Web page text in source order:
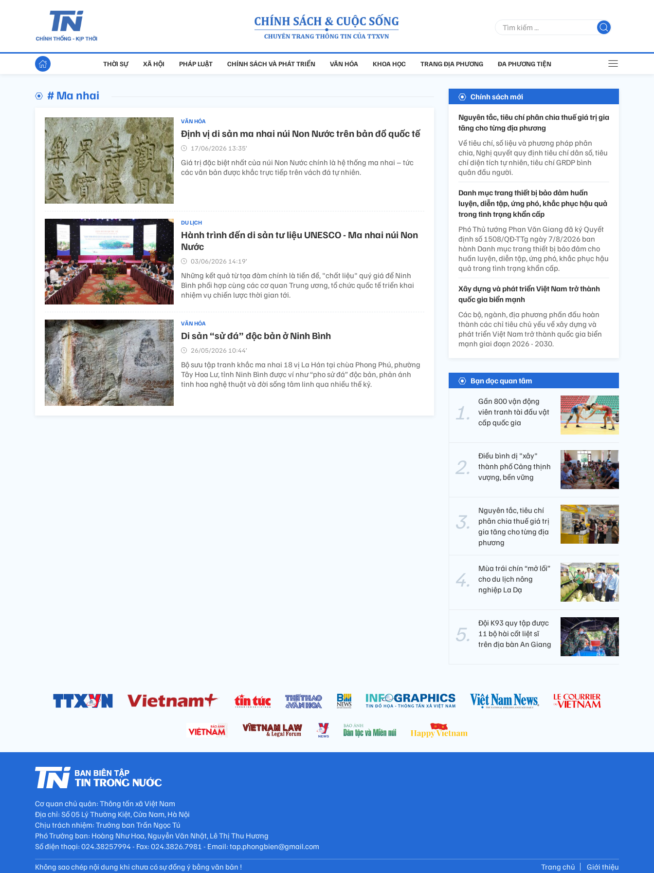
THỜI SỰ XÃ HỘI PHÁP LUẬT CHÍNH SÁCH VÀ PHÁT TRIỂN VĂN HÓA KHOA HỌC TRANG ĐỊA PHƯƠNG ĐA PHƯƠNG TIỆN
# Ma nhai
VĂN HÓA
Định vị di sản ma nhai núi Non Nước trên bản đồ quốc tế
17/06/2026 13:35’
Giá trị đặc biệt nhất của núi Non Nước chính là hệ thống ma nhai – tức
các văn bản được khắc trực tiếp trên vách đá tự nhiên.
DU LỊCH
Hành trình đến di sản tư liệu UNESCO - Ma nhai núi Non
Nước
03/06/2026 14:19’
Những kết quả từ tọa đàm chính là tiền đề, "chất liệu" quý giá để Ninh
Bình phối hợp cùng các cơ quan Trung ương, tổ chức quốc tế triển khai
nhiệm vụ chiến lược thời gian tới.
VĂN HÓA
Di sản “sử đá” độc bản ở Ninh Bình
26/05/2026 10:44’
Bộ sưu tập tranh khắc ma nhai 18 vị La Hán tại chùa Phong Phú, phường
Tây Hoa Lư, tỉnh Ninh Bình được ví như “pho sử đá” độc bản, phản ánh
tinh hoa nghệ thuật và đời sống tâm linh qua nhiều thế kỷ.
Chính sách mới
Nguyên tắc, tiêu chí phân chia thuế giá trị gia
tăng cho từng địa phương
Về tiêu chí, số liệu và phương pháp phân
chia, Nghị quyết quy định tiêu chí dân số, tiêu
chí diện tích tự nhiên, tiêu chí GRDP bình
quân đầu người.
Danh mục trang thiết bị bảo đảm huấn
luyện, diễn tập, ứng phó, khắc phục hậu quả
trong tình trạng khẩn cấp
Phó Thủ tướng Phan Văn Giang đã ký Quyết
định số 1508/QĐ-TTg ngày 7/8/2026 ban
hành Danh mục trang thiết bị bảo đảm cho
huấn luyện, diễn tập, ứng phó, khắc phục hậu
quả trong tình trạng khẩn cấp.
Xây dựng và phát triển Việt Nam trở thành
quốc gia biển mạnh
Các bộ, ngành, địa phương phấn đấu hoàn
thành các chỉ tiêu chủ yếu về xây dựng và
phát triển Việt Nam trở thành quốc gia biển
mạnh giai đoạn 2026 - 2030.
Bạn đọc quan tâm
Gần 800 vận động
viên tranh tài đấu vật
cấp quốc gia
Điều bình dị "xây"
thành phố Cảng thịnh
vượng, bền vững
Nguyên tắc, tiêu chí
phân chia thuế giá trị
gia tăng cho từng địa
phương
Mùa trái chín “mở lối”
cho du lịch nông
nghiệp La Dạ
Đội K93 quy tập được
11 bộ hài cốt liệt sĩ
trên địa bàn An Giang
Cơ quan chủ quản: Thông tấn xã Việt Nam
Địa chỉ: Số 05 Lý Thường Kiệt, Cửa Nam, Hà Nội
Chịu trách nhiệm: Trưởng ban Trần Ngọc Tú
Phó Trưởng ban: Hoàng Như Hoa, Nguyễn Văn Nhật, Lê Thị Thu Hương
Số điện thoại: 024.38257994 - Fax: 024.3826.7981 - Email: tap.phongbien@gmail.com
Không sao chép nội dung khi chưa có sự đồng ý bằng văn bản ! Trang chủ Giới thiệu